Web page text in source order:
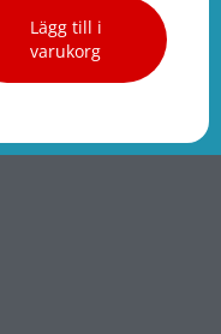
Lägg till i
varukorg